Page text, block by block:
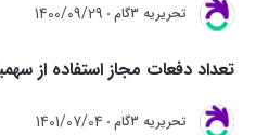
تحريريه 3گام 1400/09/29
تعداد دفعات مجاز استفاده از سهمیه 5 درصد
تحريريه 3گام 1401/07/04